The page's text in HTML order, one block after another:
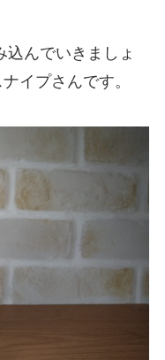
んでいきましょ
イプさんです。